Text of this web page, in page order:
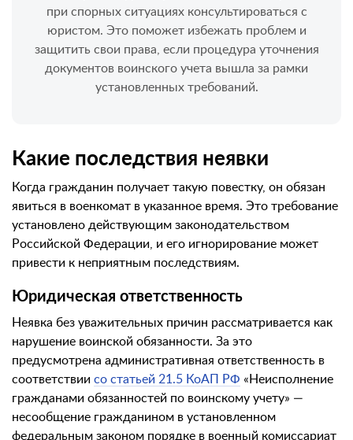
при спорных ситуациях консультироваться с
юристом. Это поможет избежать проблем и
защитить свои права, если процедура уточнения
документов воинского учета вышла за рамки
установленных требований.
Какие последствия неявки
Когда гражданин получает такую повестку, он обязан
явиться в военкомат в указанное время. Это требование
установлено действующим законодательством
Российской Федерации, и его игнорирование может
привести к неприятным последствиям.
Юридическая ответственность
Неявка без уважительных причин рассматривается как
нарушение воинской обязанности. За это
предусмотрена административная ответственность в
соответствии со статьей 21.5 КоАП РФ «Неисполнение
гражданами обязанностей по воинскому учету» —
несообщение гражданином в установленном
федеральным законом порядке в военный комиссариат